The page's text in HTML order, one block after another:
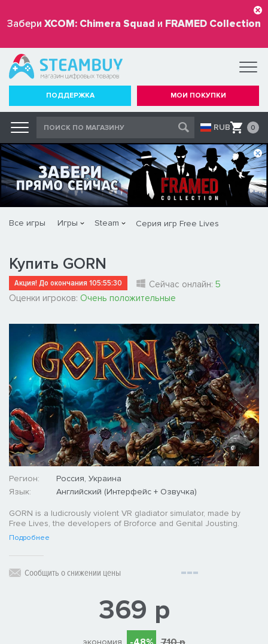
Забери XCOM: Chimera Squad и FRAMED Collection
бесплатно
ПОДДЕРЖКА МОИ ПОКУПКИ
RUB 0
Все игры Игры Steam Серия игр Free Lives
Купить GORN
Акция! До окончания105:55:29 Сейчас онлайн:5
Оценки игроков: Очень положительные
Регион:
Россия, Украина
Язык:
Английский (Интерфейс + Озвучка)
GORN is a ludicrously violent VR gladiator simulator, made by
Free Lives, the developers of Broforce and Genital Jousting.
Подробнее
Сообщить о снижении цены
369 р